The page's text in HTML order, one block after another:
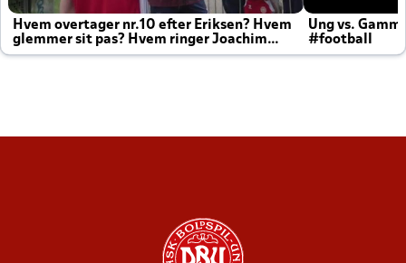
Hvem overtager nr.10 efter Eriksen? Hvem
glemmer sit pas? Hvem ringer Joachim
altid til efter kampe?
Ung vs.
#football